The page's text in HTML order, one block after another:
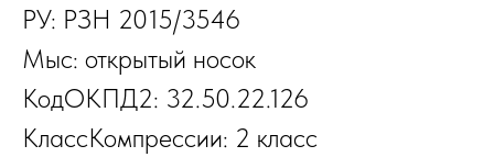
РУ: РЗН 2015/3546
Мыс: открытый носок
КодОКПД2: 32.50.22.126
КлассКомпрессии: 2 класс